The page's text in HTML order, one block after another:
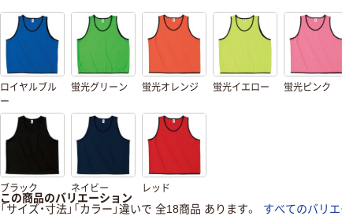
ロイヤルブル
ー
蛍光グリーン 蛍光オレンジ 蛍光イエロー 蛍光ピンク
ブラック ネイビー レッド
この商品のバリエーション
「サイズ・寸法」「カラー」違いで 全18商品 あります。
すべてのバリ